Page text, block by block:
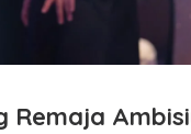
Remaja